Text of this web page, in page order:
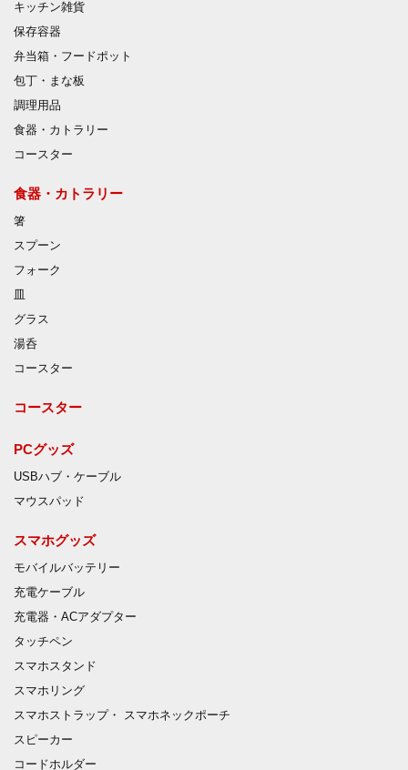
キッチン雑貨
保存容器
弁当箱・フードポット
包丁・まな板
調理用品
食器・カトラリー
コースター
食器・カトラリー
箸
スプーン
フォーク
グラス
湯呑
コースター
コースター
PCグッズ
USBハブ・ケーブル
マウスパッド
スマホグッズ
モバイルバッテリー
充電ケーブル
充電器・ACアダプター
タッチペン
スマホスタンド
スマホリング
スマホストラップ・ スマホネックポーチ
スピーカー
コードホルダー